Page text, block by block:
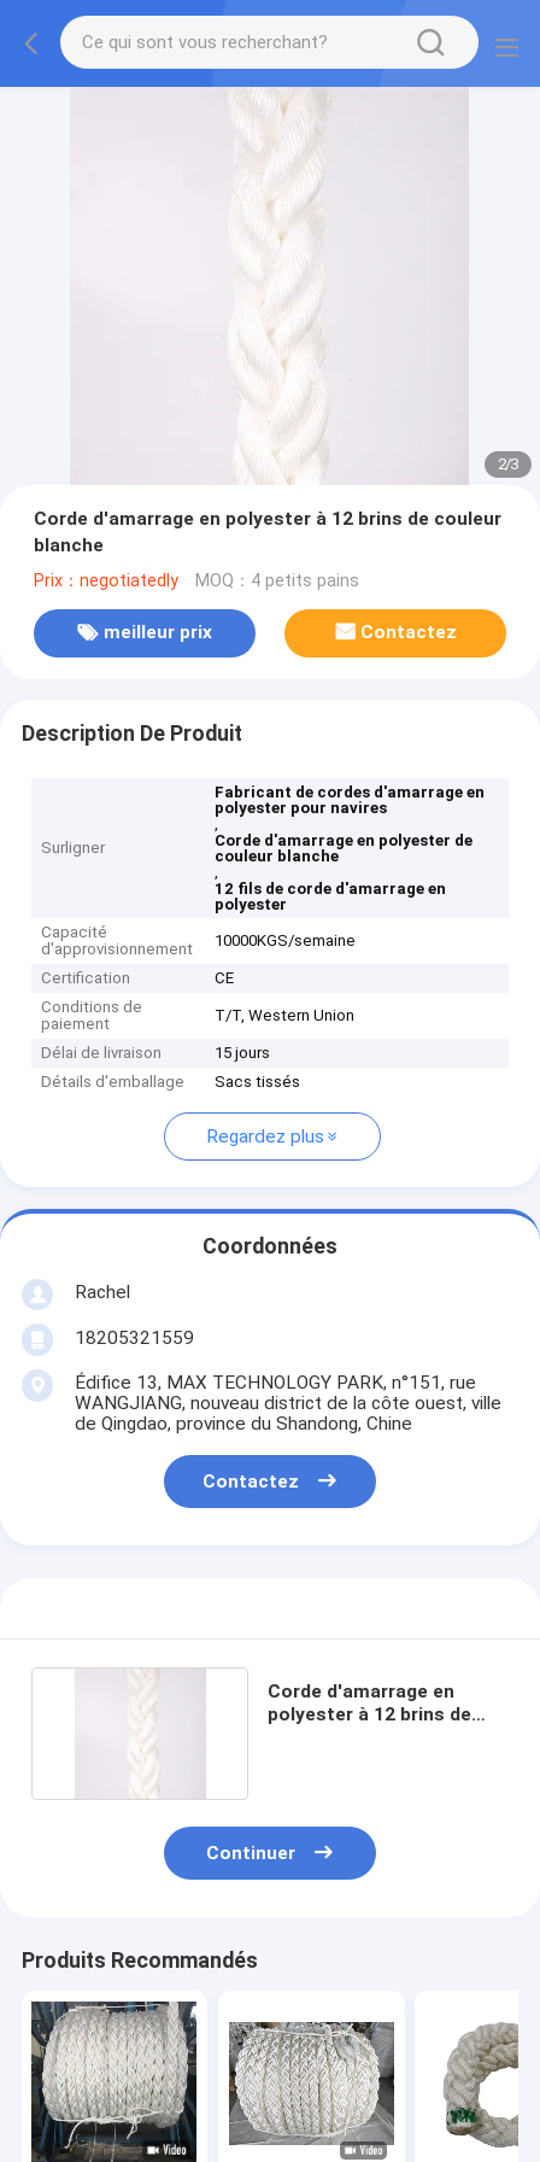
2/3
Corde d'amarrage en polyester à 12 brins de couleur
blanche
Prix：negotiatedly MOQ：4 petits pains
meilleur prix Contactez
Description De Produit
Surligner
Fabricant de cordes d'amarrage en
polyester pour navires
,
Corde d'amarrage en polyester de
couleur blanche
,
12 fils de corde d'amarrage en
polyester
Capacité
d'approvisionnement
10000KGS/semaine
Certification
CE
Conditions de
paiement
T/T, Western Union
Délai de livraison
15 jours
Détails d'emballage
Sacs tissés
Regardez plus
Coordonnées
Rachel
18205321559
Édifice 13, MAX TECHNOLOGY PARK, n°151, rue
WANGJIANG, nouveau district de la côte ouest, ville
de Qingdao, province du Shandong, Chine
Contactez
Corde d'amarrage en
polyester à 12 brins de
Continuer
Produits Recommandés